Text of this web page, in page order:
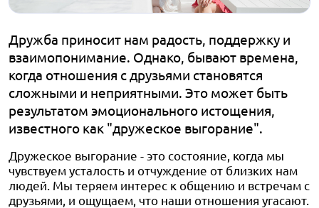
Дружба приносит нам радость, поддержку и
взаимопонимание. Однако, бывают времена,
когда отношения с друзьями становятся
сложными и неприятными. Это может быть
результатом эмоционального истощения,
известного как "дружеское выгорание".
Дружеское выгорание - это состояние, когда мы
чувствуем усталость и отчуждение от близких нам
людей. Мы теряем интерес к общению и встречам с
друзьями, и ощущаем, что наши отношения угасают.